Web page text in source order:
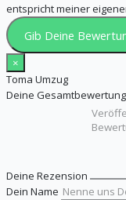
entspricht meiner
Gib Deine
×
Toma Umzug
Deine Gesamtbewertung
Deine Rezension
Dein Name